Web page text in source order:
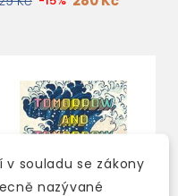
souladu se zákony
nazývané